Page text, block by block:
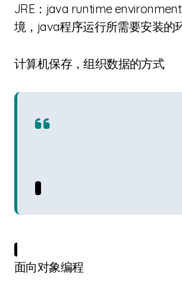
JRE：java runtime
境，java程序运行所需要安装的
计算机保存，组织数据的方式
面向对象编程